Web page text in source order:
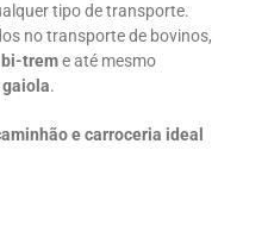
tipo de transporte.
no transporte de bovinos,
bi-treme até mesmo
.
e carroceria ideal